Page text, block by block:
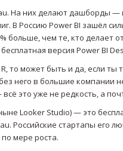
На них делают дашборды
В Россию Power BI зашёл
больше, чем те, кто делает
версия Power BI
то может быть и да, если ты
него в большие компании
это уже не редкость, а
Looker Studio) — это
Российские стартапы его
по мере роста.